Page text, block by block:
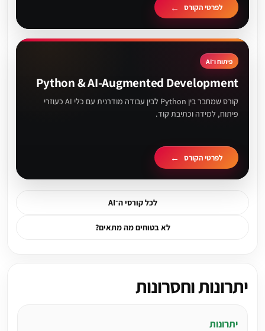
לפרטי הקורס
פיתוח ו־AI
Python & AI-Augmented Development
קורס שמחבר בין Python לבין עבודה מודרנית עם כלי AI כעוזרי
פיתוח, למידה וכתיבת קוד.
לפרטי הקורס
לכל קורסי ה־AI
לא בטוחים מה מתאים?
יתרונות וחסרונות
יתרונות